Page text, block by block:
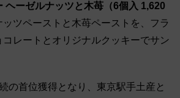
ヘーゼルナッツと木苺（6個入 1,620
ッツペーストと木苺ペーストを、フラ
レートとオリジナルクッキーでサン
の首位獲得となり、東京駅手土産と